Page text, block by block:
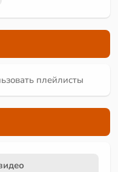
плейлисты